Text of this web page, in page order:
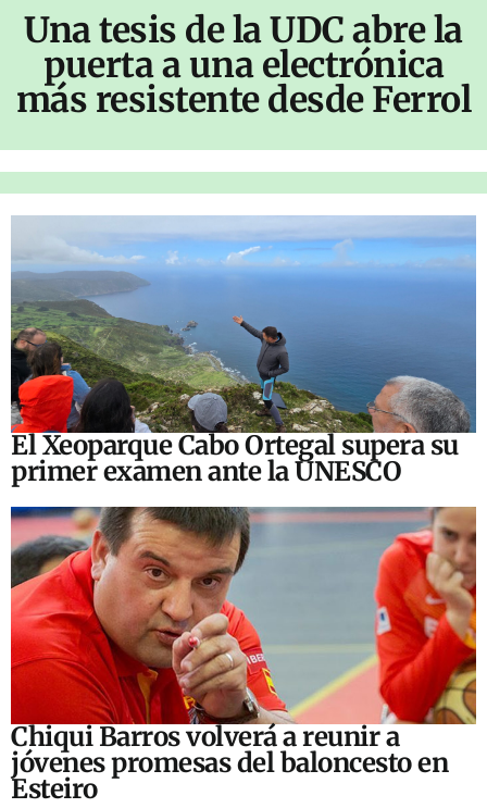
Una tesis de la UDC abre la
puerta a una electrónica
más resistente desde Ferrol
El Xeoparque Cabo Ortegal supera su
primer examen ante la UNESCO
Chiqui Barros volverá a reunir a
jóvenes promesas del baloncesto en
Esteiro